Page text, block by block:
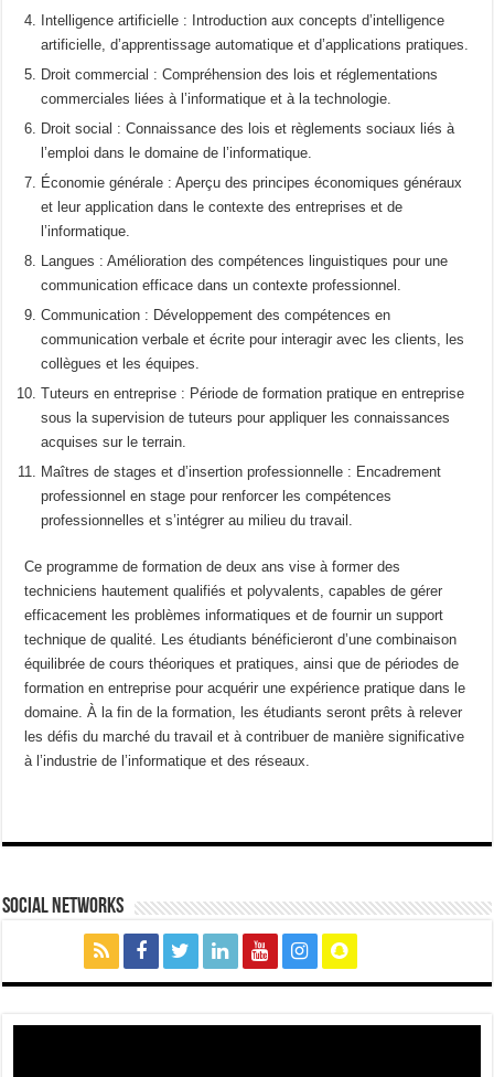
Intelligence artificielle : Introduction aux concepts d’intelligence
artificielle, d’apprentissage automatique et d’applications pratiques.
Droit commercial : Compréhension des lois et réglementations
commerciales liées à l’informatique et à la technologie.
Droit social : Connaissance des lois et règlements sociaux liés à
l’emploi dans le domaine de l’informatique.
Économie générale : Aperçu des principes économiques généraux
et leur application dans le contexte des entreprises et de
l’informatique.
Langues : Amélioration des compétences linguistiques pour une
communication efficace dans un contexte professionnel.
Communication : Développement des compétences en
communication verbale et écrite pour interagir avec les clients, les
collègues et les équipes.
Tuteurs en entreprise : Période de formation pratique en entreprise
sous la supervision de tuteurs pour appliquer les connaissances
acquises sur le terrain.
Maîtres de stages et d’insertion professionnelle : Encadrement
professionnel en stage pour renforcer les compétences
professionnelles et s’intégrer au milieu du travail.
Ce programme de formation de deux ans vise à former des
techniciens hautement qualifiés et polyvalents, capables de gérer
efficacement les problèmes informatiques et de fournir un support
technique de qualité. Les étudiants bénéficieront d’une combinaison
équilibrée de cours théoriques et pratiques, ainsi que de périodes de
formation en entreprise pour acquérir une expérience pratique dans le
domaine. À la fin de la formation, les étudiants seront prêts à relever
les défis du marché du travail et à contribuer de manière significative
à l’industrie de l’informatique et des réseaux.
social networks